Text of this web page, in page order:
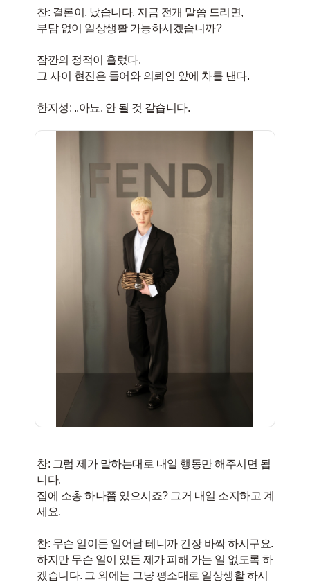
찬: 결론이, 났습니다. 지금 전개 말씀 드리면,
부담 없이 일상생활 가능하시겠습니까?
잠깐의 정적이 흘렀다.
그 사이 현진은 들어와 의뢰인 앞에 차를 낸다.
찬: 그럼 제가 말하는대로 내일 행동만 해주시면 됩
니다.
집에 소총 하나쯤 있으시죠? 그거 내일 소지하고 계
세요.
찬: 무슨 일이든 일어날 테니까 긴장 바짝 하시구요.
하지만 무슨 일이 있든 제가 피해 가는 일 없도록 하
겠습니다. 그 외에는 그냥 평소대로 일상생활 하시